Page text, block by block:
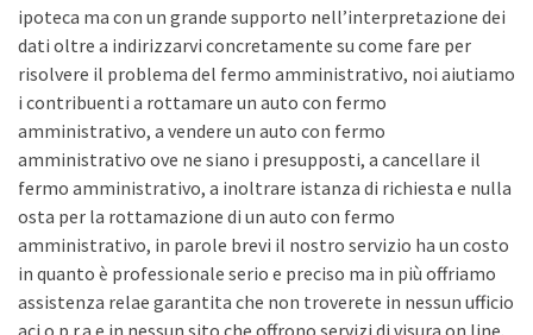
ipoteca ma con un grande supporto nell’interpretazione dei
dati oltre a indirizzarvi concretamente su come fare per
risolvere il problema del fermo amministrativo, noi aiutiamo
i contribuenti a rottamare un auto con fermo
amministrativo, a vendere un auto con fermo
amministrativo ove ne siano i presupposti, a cancellare il
fermo amministrativo, a inoltrare istanza di richiesta e nulla
osta per la rottamazione di un auto con fermo
amministrativo, in parole brevi il nostro servizio ha un costo
in quanto è professionale serio e preciso ma in più offriamo
assistenza relae garantita che non troverete in nessun ufficio
aci o p.r.a e in nessun sito che offrono servizi di visura on line.